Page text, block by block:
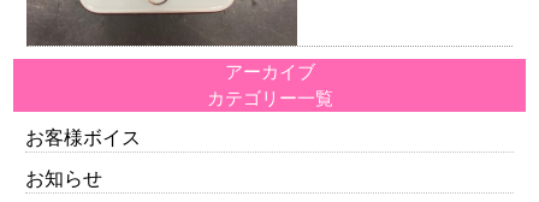
アーカイブ
カテゴリー一覧
お客様ボイス
お知らせ